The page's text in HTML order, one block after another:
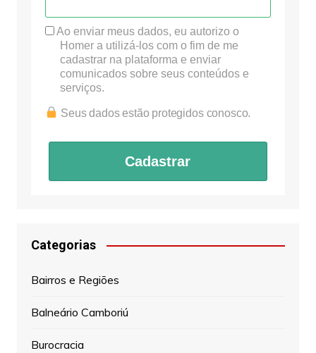
Ao enviar meus dados, eu autorizo o
Homer a utilizá-los com o fim de me
cadastrar na plataforma e enviar
comunicados sobre seus conteúdos e
serviços.
Seus dados estão protegidos conosco.
Cadastrar
Categorias
Bairros e Regiões
Balneário Camboriú
Burocracia